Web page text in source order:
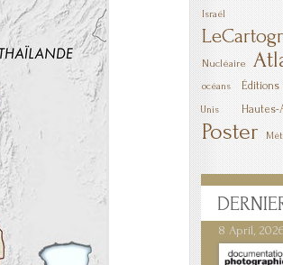
Israël
Nucléaire
océans Éditions
Unis Hautes-
Poster
8 April, 2026